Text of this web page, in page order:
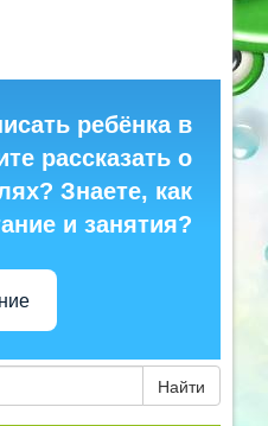
ребёнка в
рассказать о
Знаете, как
и занятия?
Найти